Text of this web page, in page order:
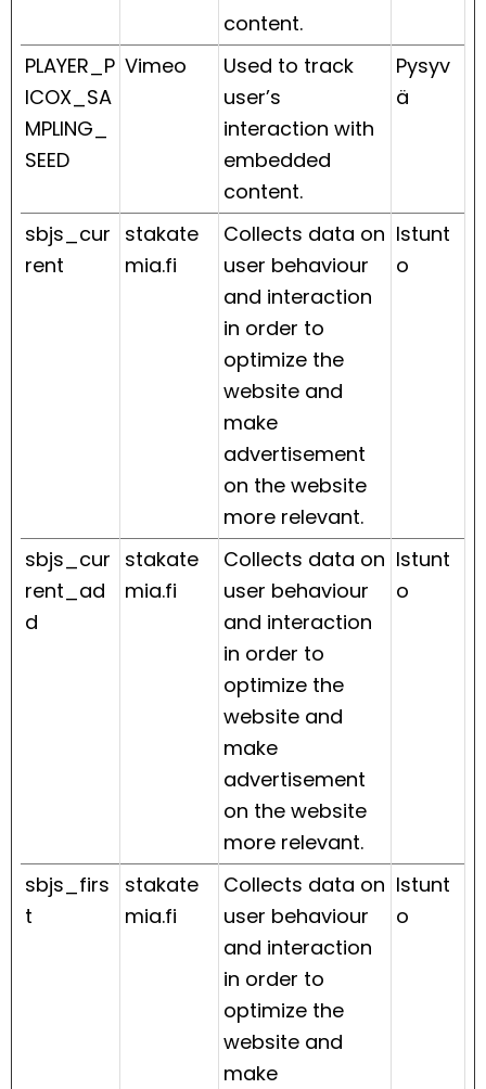
content.
PLAYER_P
ICOX_SA
MPLING_
SEED
Vimeo
Used to track
user’s
interaction with
embedded
content.
Pysyv
ä
sbjs_cur
rent
stakate
mia.fi
Collects data on
user behaviour
and interaction
in order to
optimize the
website and
make
advertisement
on the website
more relevant.
Istunt
o
sbjs_cur
rent_ad
d
stakate
mia.fi
Collects data on
user behaviour
and interaction
in order to
optimize the
website and
make
advertisement
on the website
more relevant.
Istunt
o
sbjs_firs
t
stakate
mia.fi
Collects data on
user behaviour
and interaction
in order to
optimize the
website and
make
Istunt
o